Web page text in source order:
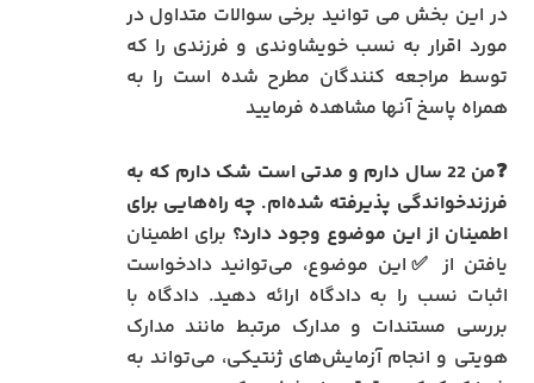
در این بخش می توانید برخی سوالات متداول در
مورد اقرار به نسب خویشاوندی و فرزندی را که
توسط مراجعه کنندگان مطرح شده است را به
همراه پاسخ آنها مشاهده فرمایید
❓من 22 سال دارم و مدتی است شک دارم که به
فرزندخواندگی پذیرفته شده‌ام. چه راه‌هایی برای
اطمینان از این موضوع وجود دارد؟ برای اطمینان
یافتن از ✅این موضوع، می‌توانید دادخواست
اثبات نسب را به دادگاه ارائه دهید. دادگاه با
بررسی مستندات و مدارک مرتبط مانند مدارک
هویتی و انجام آزمایش‌های ژنتیکی، می‌تواند به